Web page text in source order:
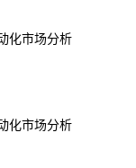
市场分析
市场分析